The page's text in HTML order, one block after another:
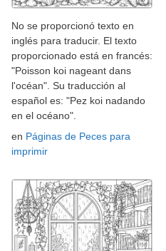
No se proporcionó texto en
inglés para traducir. El texto
proporcionado está en francés:
"Poisson koi nageant dans
l'océan". Su traducción al
español es: "Pez koi nadando
en el océano".
en Páginas de Peces para
imprimir